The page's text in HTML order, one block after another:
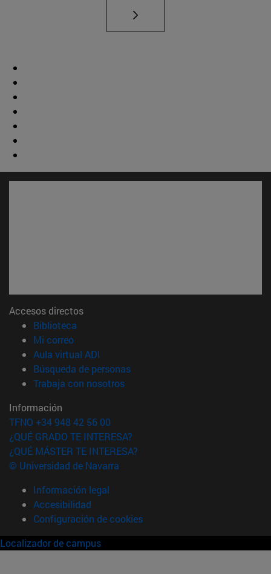
Accesos directos
Biblioteca
Mi correo(abre en nueva ventana)
Aula virtual ADI
Búsqueda de personas(abre en nueva ventana)
Trabaja con nosotros(abre en nueva ventana)
Información
TFNO +34 948 42 56 00
¿QUÉ GRADO TE INTERESA?
¿QUÉ MÁSTER TE INTERESA?
© Universidad de Navarra
Información legal
Accesibilidad
Configuración de cookies
Localizador de campus